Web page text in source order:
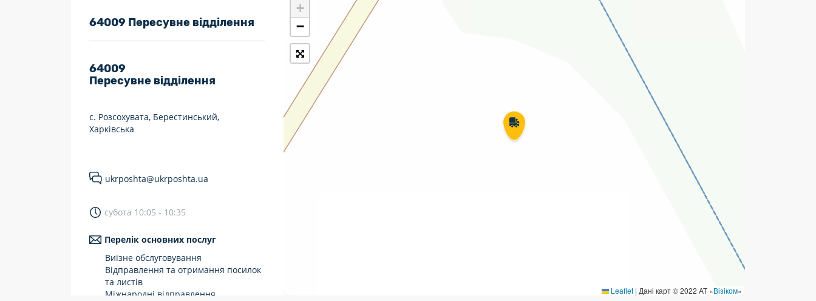
7 днів на тиждень
Працюють після 19:00
Працюють у вихідні
Поштові послуги:
Укрпошта Експрес/тариф
«Пріоритетний»
Укрпошта Стандарт/тариф «Базовий»
Фінансові послуги:
Термінові перекази
Комунальні та інші платежі
64009 Пересувне відділення
64009
Пересувне відділення
с. Розсохувата, Берестинський,
Харківська
ukrposhta@ukrposhta.ua
субота 10:05 - 10:35
Перелік основних послуг
Виїзне обслуговування
Відправлення та отримання посилок
та листів
Міжнародні відправлення
+
−
Leaflet | Дані карт © 2022 АТ «Візіком»